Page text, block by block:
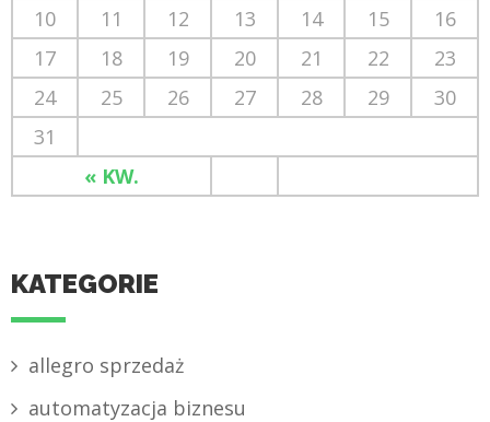
« KW.
10
11 12 13 14 15
16
17
18 19 20 21 22
23
24
25 26 27 28 29
30
31
KATEGORIE
allegro sprzedaż
automatyzacja biznesu